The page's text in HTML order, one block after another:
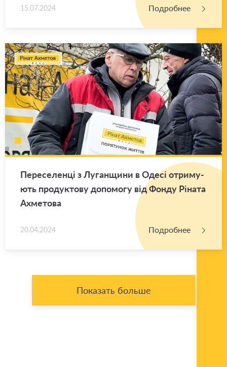
15.07.2024 Подробнее
Пе­ре­се­ленці з Лу­ган­щи­ни в Одесі от­ри­му­
ють про­дук­то­ву до­по­мо­гу від Фонду Ріната
Ах­ме­то­ва
20.04.2024 Подробнее
Показать больше